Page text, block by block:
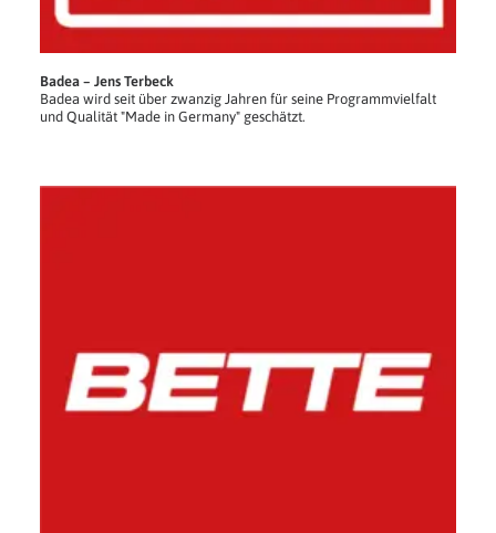
Badea – Jens Terbeck
Badea wird seit über zwanzig Jahren für seine Programmvielfalt
und Qualität "Made in Germany" geschätzt.